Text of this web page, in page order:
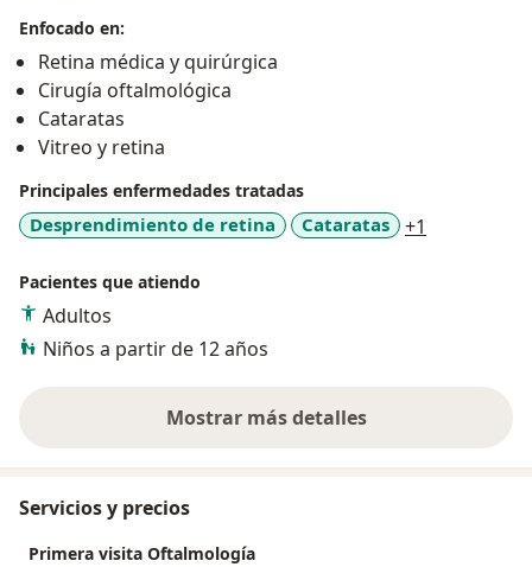
enfermedades vasculares de la retina y catarata.
Enfocado en:
Retina médica y quirúrgica
Cirugía oftalmológica
Cataratas
Vitreo y retina
Principales enfermedades tratadas
Desprendimiento de retina Cataratas +1
Pacientes que atiendo
Adultos
Niños a partir de 12 años
Mostrar más detalles
sobre la experiencia
Servicios y precios
Primera visita Oftalmología